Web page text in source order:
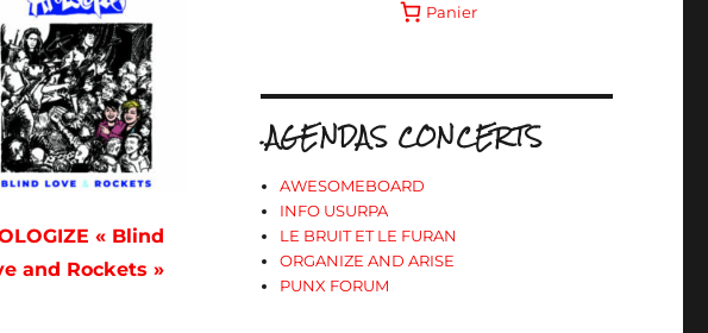
« Blind
and Rockets »
Panier
.AGENDAS CONCERTS
AWESOMEBOARD
INFO USURPA
LE BRUIT ET LE FURAN
ORGANIZE AND ARISE
PUNX FORUM